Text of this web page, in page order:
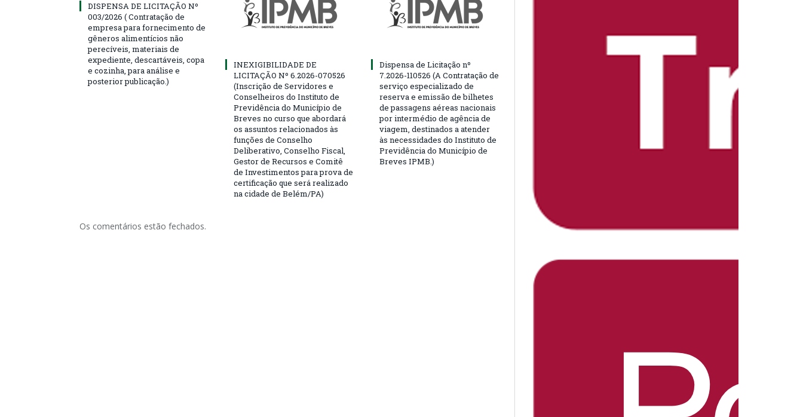
DISPENSA DE LICITAÇÃO Nº
003/2026 ( Contratação de
empresa para fornecimento de
gêneros alimentícios não
perecíveis, materiais de
expediente, descartáveis, copa
e cozinha, para análise e
posterior publicação.)
INEXIGIBILIDADE DE
LICITAÇÃO Nº 6.2026-070526
(Inscrição de Servidores e
Conselheiros do Instituto de
Previdência do Município de
Breves no curso que abordará
os assuntos relacionados às
funções de Conselho
Deliberativo, Conselho Fiscal,
Gestor de Recursos e Comitê
de Investimentos para prova de
certificação que será realizado
na cidade de Belém/PA)
Dispensa de Licitação nº
7.2026-110526 (A Contratação de
serviço especializado de
reserva e emissão de bilhetes
de passagens aéreas nacionais
por intermédio de agência de
viagem, destinados a atender
às necessidades do Instituto de
Previdência do Município de
Breves IPMB.)
Os comentários estão fechados.